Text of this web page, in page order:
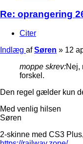
Re: oprangering
Citer
Indlæg afSøren » 12
moppe skrev:Nej,
forskel.
Den regel gælder kun
Med venlig hilsen
Søren
2-skinne med CS3